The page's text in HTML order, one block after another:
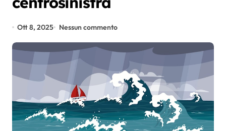
Ott 8, 2025 Nessun commento